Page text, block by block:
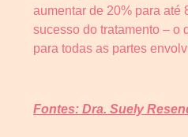
aumentar de 20% para até
sucesso do tratamento – o
para todas as partes
Fontes: Dra. Suely